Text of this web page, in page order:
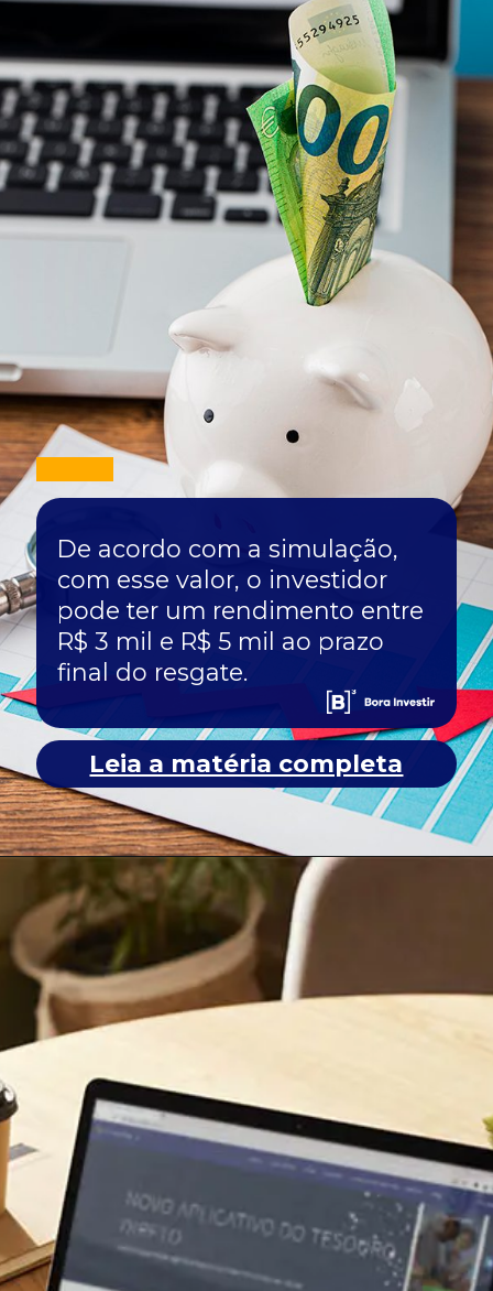
De acordo com a simulação,
com esse valor, o investidor
pode ter um rendimento entre
R$ 3 mil e R$ 5 mil ao prazo
final do resgate.
Leia a matéria completa